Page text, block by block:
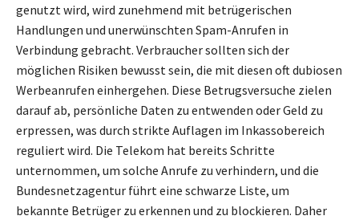
genutzt wird, wird zunehmend mit betrügerischen
Handlungen und unerwünschten Spam-Anrufen in
Verbindung gebracht. Verbraucher sollten sich der
möglichen Risiken bewusst sein, die mit diesen oft dubiosen
Werbeanrufen einhergehen. Diese Betrugsversuche zielen
darauf ab, persönliche Daten zu entwenden oder Geld zu
erpressen, was durch strikte Auflagen im Inkassobereich
reguliert wird. Die Telekom hat bereits Schritte
unternommen, um solche Anrufe zu verhindern, und die
Bundesnetzagentur führt eine schwarze Liste, um
bekannte Betrüger zu erkennen und zu blockieren. Daher